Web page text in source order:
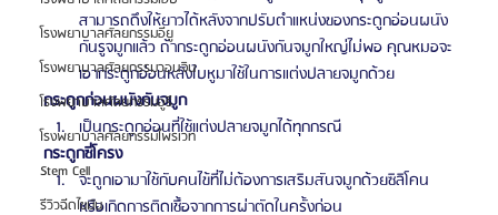
โรงพยาบาลศัลยกรรมอียู
โรงพยาบาลศัลยกรรมวอนจิน
โรงพยาบาลศัลยกรรมอูรี
โรงพยาบาลศัลยกรรมไพรเวท
Stem Cell
รีวิวฉีดไขมัน
สามารถดึงให้ยาวได้หลังจากปรับตำแหน่งของกระดูกอ่อนผนัง
กันรูจมูกแล้ว ถ้ากระดูกอ่อนผนังกันจมูกใหญ่ไม่พอ คุณหมอจะ
เอากระดูกอ่อนหลังใบหูมาใช้ในการแต่งปลายจมูกด้วย
กระดูกก่อนผนังกันจมูก
เป็นกระดูกอ่อนที่ใช้แต่งปลายจมูกได้ทุกกรณี
กระดูกซี่โครง
จะถูกเอามาใช้กับคนไข้ที่ไม่ต้องการเสริมสันจมูกด้วยซิลิโคน
หรือเกิดการติดเชื้อจากการผ่าตัดในครั้งก่อน